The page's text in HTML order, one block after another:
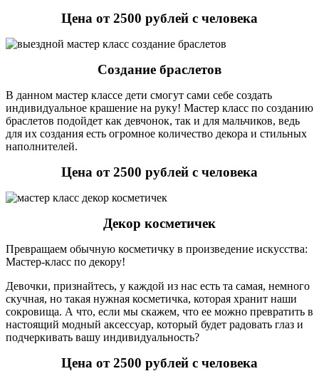
Цена от 2500 рублей с человека
Создание браслетов
В данном мастер классе дети смогут сами себе создать
индивидуальное крашение на руку! Мастер класс по созданию
браслетов подойдет как девчонок, так и для мальчиков, ведь
для их создания есть огромное количество декора и стильных
наполнителей.
Цена от 2500 рублей с человека
Декор косметичек
Превращаем обычную косметичку в произведение искусства:
Мастер-класс по декору!
Девочки, признайтесь, у каждой из нас есть та самая, немного
скучная, но такая нужная косметичка, которая хранит наши
сокровища. А что, если мы скажем, что ее можно превратить в
настоящий модный аксессуар, который будет радовать глаз и
подчеркивать вашу индивидуальность?
Цена от 2500 рублей с человека